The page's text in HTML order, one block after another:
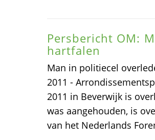
Persbericht OM:
hartfalen
Man in politiecel
2011 -
2011 in Beverwijk is
was aangehouden, is
van het Nederlands